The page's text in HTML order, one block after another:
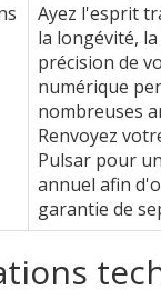
Ayez l'esprit
la longévité,
précision de
numérique
nombreuses
Renvoyez
Pulsar pour
annuel afin
garantie de